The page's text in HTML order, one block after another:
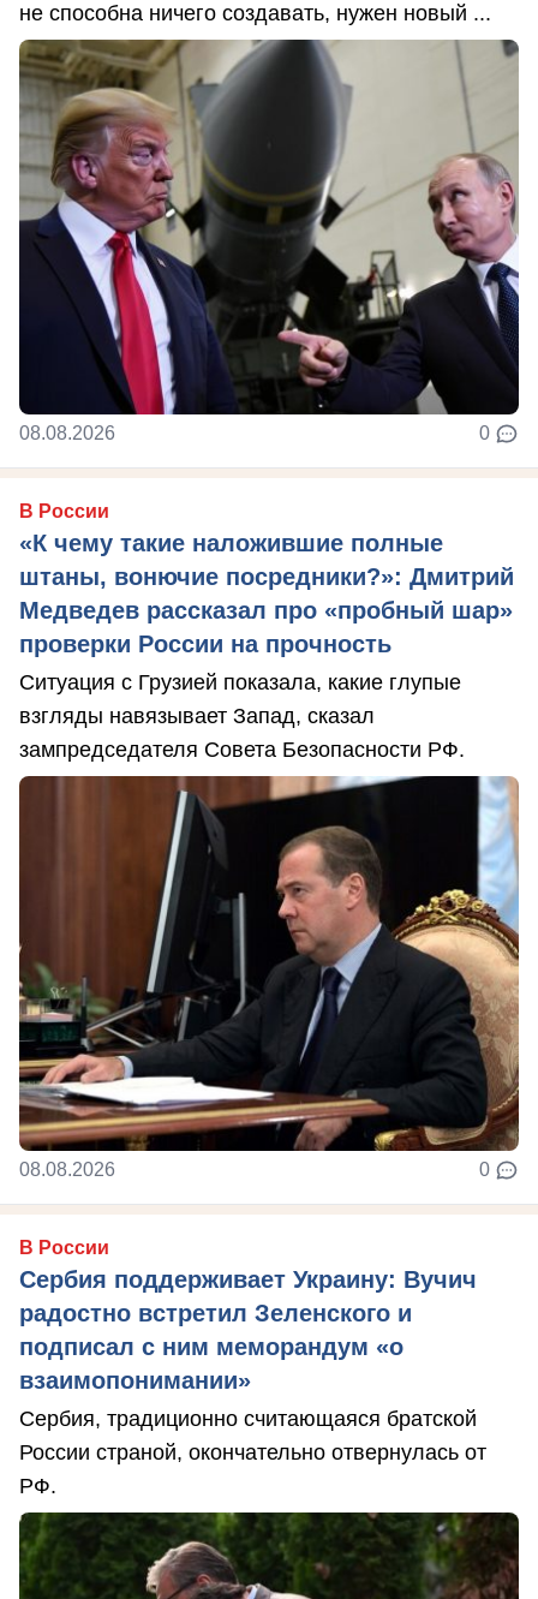
не способна ничего создавать, нужен новый ...
08.08.2026 0
В России
«К чему такие наложившие полные
штаны, вонючие посредники?»: Дмитрий
Медведев рассказал про «пробный шар»
проверки России на прочность
Ситуация с Грузией показала, какие глупые
взгляды навязывает Запад, сказал
зампредседателя Совета Безопасности РФ.
08.08.2026 0
В России
Сербия поддерживает Украину: Вучич
радостно встретил Зеленского и
подписал с ним меморандум «о
взаимопонимании»
Сербия, традиционно считающаяся братской
России страной, окончательно отвернулась от
РФ.